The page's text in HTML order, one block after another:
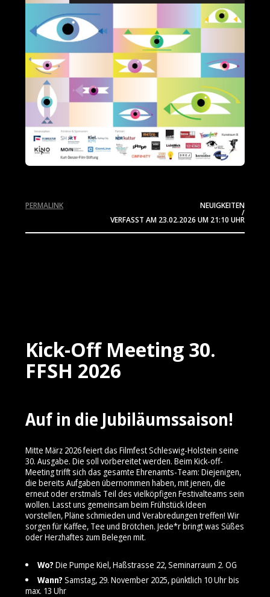
NEUIGKEITEN
/
VERFASST AM 23.02.2026 UM 21:10 UHR
PERMALINK
Kick-Off Meeting 30.
FFSH 2026
Auf in die Jubiläumssaison!
Mitte März 2026 feiert das Filmfest Schleswig-Holstein seine
30. Ausgabe. Die soll vorbereitet werden. Beim Kick-off-
Meeting trifft sich das gesamte Ehrenamts-Team: Diejenigen,
die bereits Aufgaben übernommen haben, mit jenen, die
erneut oder erstmals Teil des vielköpfigen Festivalteams sein
wollen. Lasst uns gemeinsam beim Frühstück Ideen
vorstellen, Pläne schmieden und Verabredungen treffen! Wir
sorgen für Kaffee, Tee und Brötchen. Jede*r bringt was Süßes
oder Herzhaftes zum Belegen mit.
Wo? Die Pumpe Kiel, Haßstrasse 22, Seminarraum 2. OG
Wann? Samstag, 29. November 2025, pünktlich 10 Uhr bis
max. 13 Uhr